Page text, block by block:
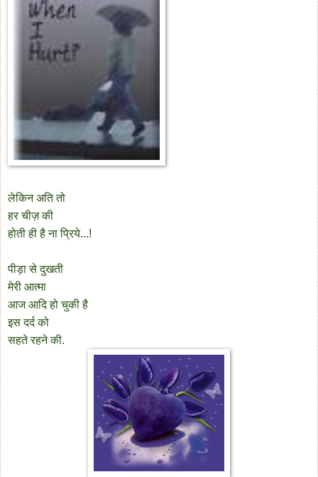
लेकिन अति तो
हर चीज़ की
होती ही है ना प्रिये...!
पीड़ा से दुखती
मेरी आत्मा
आज आदि हो चुकी है
इस दर्द को
सहते रहने की.